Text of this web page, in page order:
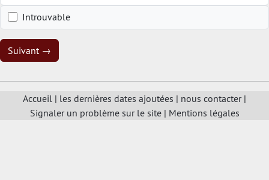
Introuvable
Suivant →
Accueil | les dernières dates ajoutées | nous contacter|
Signaler un problème sur le site| Mentions légales